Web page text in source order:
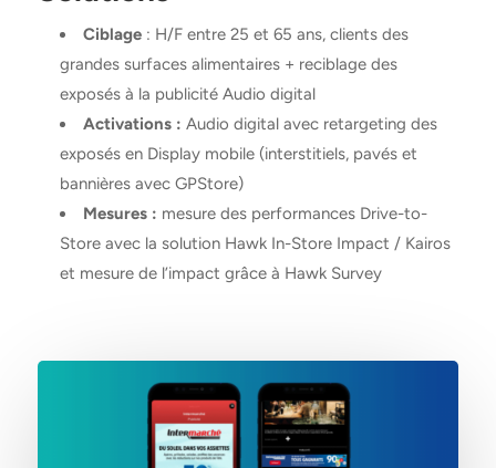
Ciblage: H/F entre 25 et 65 ans, clients des
grandes surfaces alimentaires + reciblage des
exposés à la publicité Audio digital
Activations : Audio digital avec retargeting des
exposés en Display mobile (interstitiels, pavés et
bannières avec GPStore)
Mesures : mesure des performances Drive-to-
Store avec la solution Hawk In-Store Impact / Kairos
et mesure de l’impact grâce à Hawk Survey